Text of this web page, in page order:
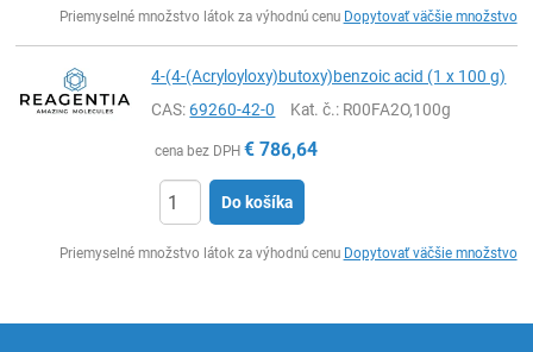
Priemyselné množstvo látok za výhodnú cenu Dopytovať väčšie množstvo
4-(4-(Acryloyloxy)butoxy)benzoic acid (1 x 100 g)
CAS:69260-42-0 Kat. č.: R00FA2O,100g
cena bez DPH € 786,64
Do košíka
Priemyselné množstvo látok za výhodnú cenu Dopytovať väčšie množstvo